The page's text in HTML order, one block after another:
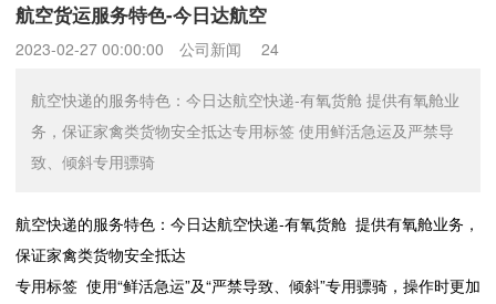
航空货运服务特色-今日达航空
2023-02-27 00:00:00 公司新闻 24
航空快递的服务特色：今日达航空快递-有氧货舱 提供有氧舱业
务，保证家禽类货物安全抵达专用标签 使用鲜活急运及严禁导
致、倾斜专用骠骑
航空快递的服务特色：今日达航空快递-有氧货舱 提供有氧舱业务，
保证家禽类货物安全抵达
专用标签 使用“鲜活急运”及“严禁导致、倾斜”专用骠骑，操作时更加